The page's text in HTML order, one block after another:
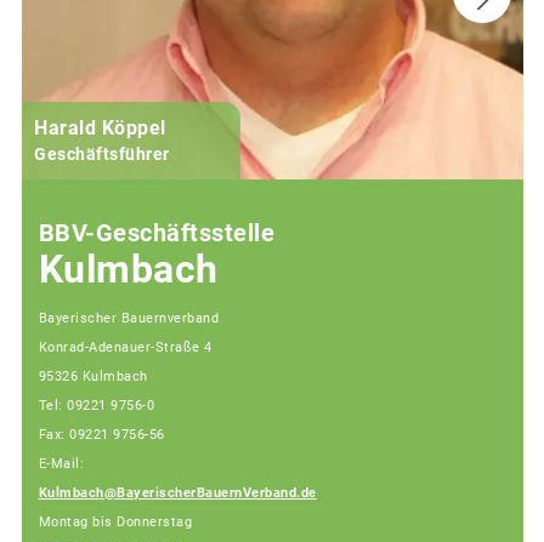
Harald Köppel
Geschäftsführer
BBV-Geschäftsstelle
Kulmbach
Bayerischer Bauernverband
Konrad-Adenauer-Straße 4
95326 Kulmbach
Tel: 09221 9756-0
Fax: 09221 9756-56
E-Mail:
Kulmbach@BayerischerBauernVerband.de
Montag bis Donnerstag